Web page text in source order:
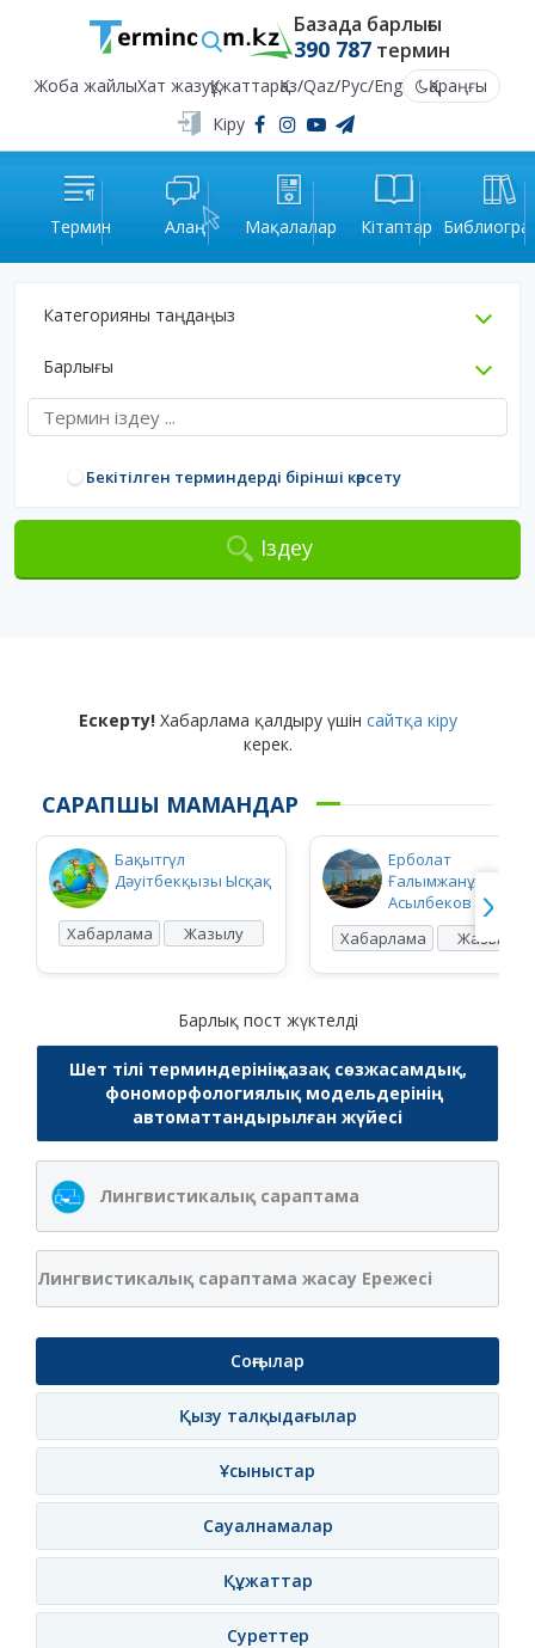
Базада барлығы
390 787термин
Жоба жайлыХат жазуҚұжаттарҚаз/Qaz/Рус/Eng
Қараңғы
Кіру
Термин Алаң Мақалалар Кітаптар
Категорияны таңдаңыз
Барлығы
Бекітілген терминдерді бірінші көрсету
Іздеу
Ескерту!Хабарлама қалдыру үшін сайтқа кіру
керек.
САРАПШЫ МАМАНДАР
Бақытгүл
Дәуітбекқызы Ысқақ
Хабарлама Жазылу
Ерболат
Ғалымжанұлы
Асылбеков
Хабарлама
Жазылу
Барлық пост жүктелді
Шет тілі терминдерінің қазақ сөзжасамдық,
фономорфологиялық модельдерінің
автоматтандырылған жүйесі
Лингвистикалық сараптама
Лингвистикалық сараптама жасау Ережесі
Соңғылар
Қызу талқыдағылар
Ұсыныстар
Сауалнамалар
Құжаттар
Суреттер